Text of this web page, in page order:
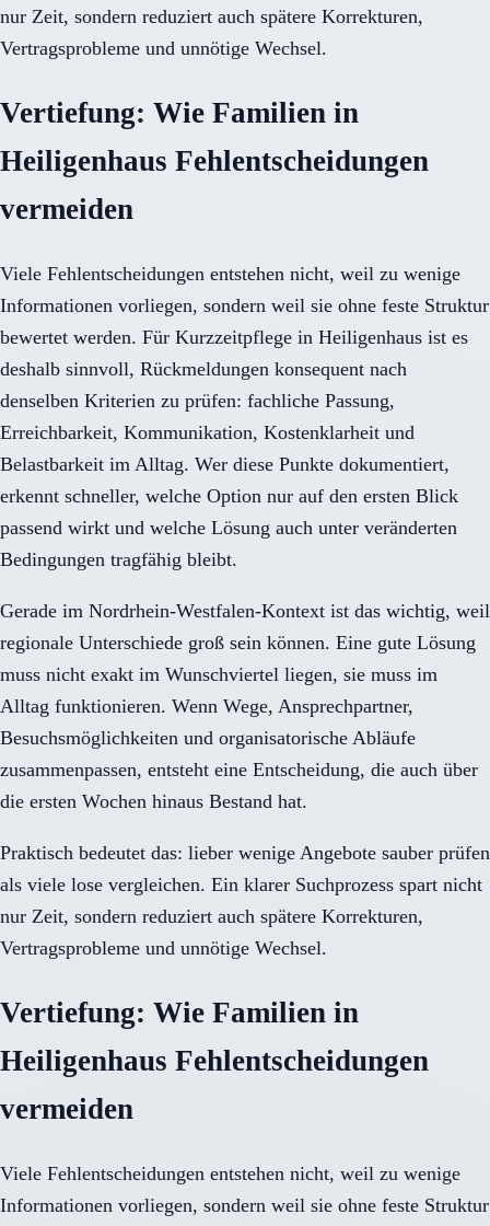
nur Zeit, sondern reduziert auch spätere Korrekturen,
Vertragsprobleme und unnötige Wechsel.
Vertiefung: Wie Familien in
Heiligenhaus Fehlentscheidungen
vermeiden
Viele Fehlentscheidungen entstehen nicht, weil zu wenige
Informationen vorliegen, sondern weil sie ohne feste Struktur
bewertet werden. Für Kurzzeitpflege in Heiligenhaus ist es
deshalb sinnvoll, Rückmeldungen konsequent nach
denselben Kriterien zu prüfen: fachliche Passung,
Erreichbarkeit, Kommunikation, Kostenklarheit und
Belastbarkeit im Alltag. Wer diese Punkte dokumentiert,
erkennt schneller, welche Option nur auf den ersten Blick
passend wirkt und welche Lösung auch unter veränderten
Bedingungen tragfähig bleibt.
Gerade im Nordrhein-Westfalen-Kontext ist das wichtig, weil
regionale Unterschiede groß sein können. Eine gute Lösung
muss nicht exakt im Wunschviertel liegen, sie muss im
Alltag funktionieren. Wenn Wege, Ansprechpartner,
Besuchsmöglichkeiten und organisatorische Abläufe
zusammenpassen, entsteht eine Entscheidung, die auch über
die ersten Wochen hinaus Bestand hat.
Praktisch bedeutet das: lieber wenige Angebote sauber prüfen
als viele lose vergleichen. Ein klarer Suchprozess spart nicht
nur Zeit, sondern reduziert auch spätere Korrekturen,
Vertragsprobleme und unnötige Wechsel.
Vertiefung: Wie Familien in
Heiligenhaus Fehlentscheidungen
vermeiden
Viele Fehlentscheidungen entstehen nicht, weil zu wenige
Informationen vorliegen, sondern weil sie ohne feste Struktur